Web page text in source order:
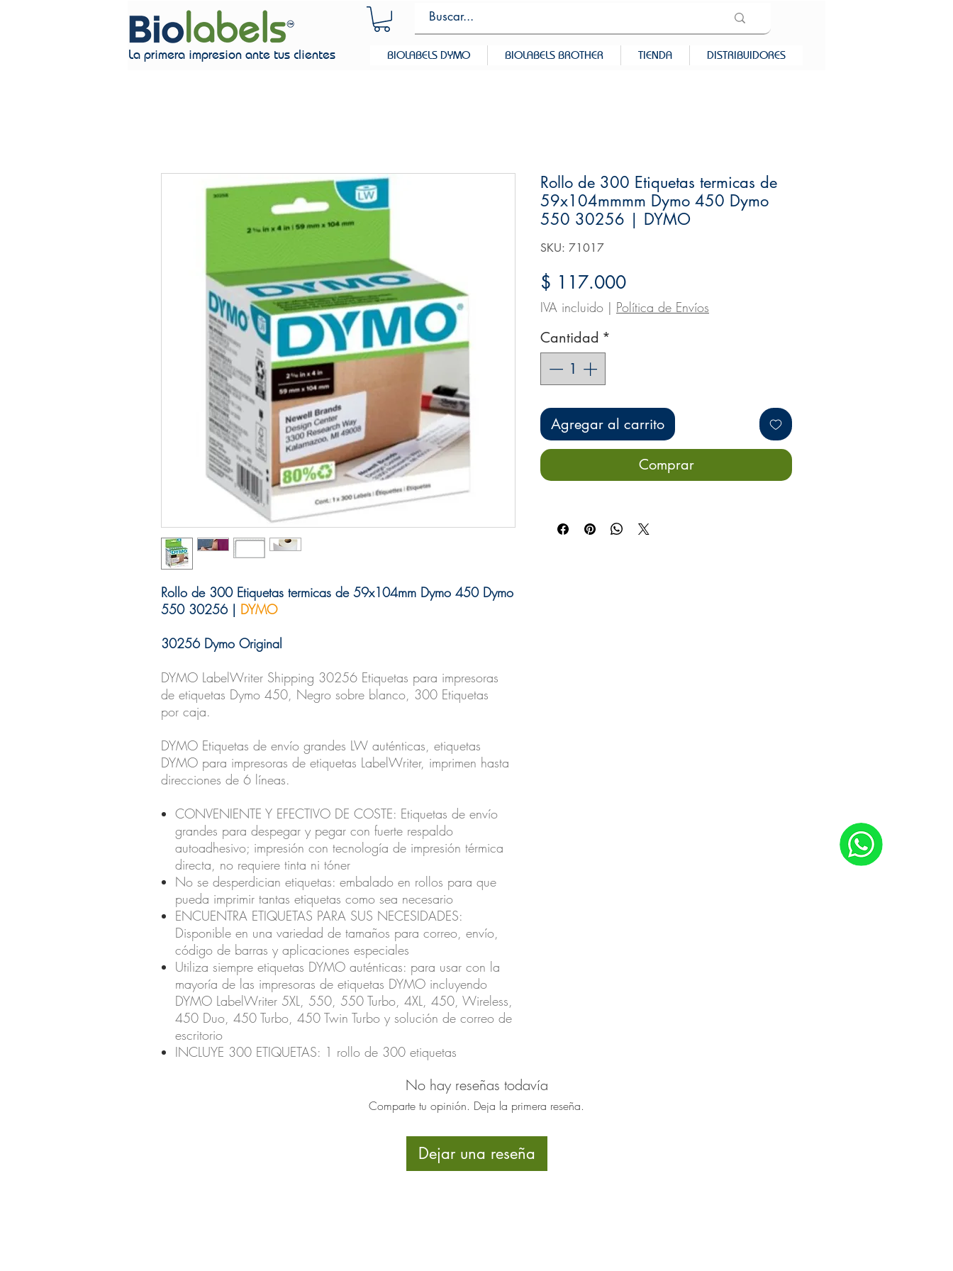
La primera impresion ante tus clientes BIOLABELS DYMO BIOLABELS BROTHER TIENDA DISTRIBUIDORES
Rollo de 300 Etiquetas termicas de 59x104mm Dymo 450 Dymo
550 30256 | DYMO
30256 Dymo Original
DYMO LabelWriter Shipping 30256 Etiquetas para impresoras
de etiquetas Dymo 450, Negro sobre blanco, 300 Etiquetas
por caja.
DYMO Etiquetas de envío grandes LW auténticas, etiquetas
DYMO para impresoras de etiquetas LabelWriter, imprimen hasta
direcciones de 6 líneas.
CONVENIENTE Y EFECTIVO DE COSTE: Etiquetas de envío
grandes para despegar y pegar con fuerte respaldo
autoadhesivo; impresión con tecnología de impresión térmica
directa, no requiere tinta ni tóner
No se desperdician etiquetas: embalado en rollos para que
pueda imprimir tantas etiquetas como sea necesario
ENCUENTRA ETIQUETAS PARA SUS NECESIDADES:
Disponible en una variedad de tamaños para correo, envío,
código de barras y aplicaciones especiales
Utiliza siempre etiquetas DYMO auténticas: para usar con la
mayoría de las impresoras de etiquetas DYMO incluyendo
DYMO LabelWriter 5XL, 550, 550 Turbo, 4XL, 450, Wireless,
450 Duo, 450 Turbo, 450 Twin Turbo y solución de correo de
escritorio
INCLUYE 300 ETIQUETAS: 1 rollo de 300 etiquetas
Rollo de 300 Etiquetas termicas de
59x104mmmm Dymo 450 Dymo
550 30256 | DYMO
SKU: 71017
$ 117.000Precio
IVA incluido | Política de Envíos
Cantidad *
Agregar al carrito
Comprar
No hay reseñas todavía
Comparte tu opinión. Deja la primera reseña.
Dejar una reseña